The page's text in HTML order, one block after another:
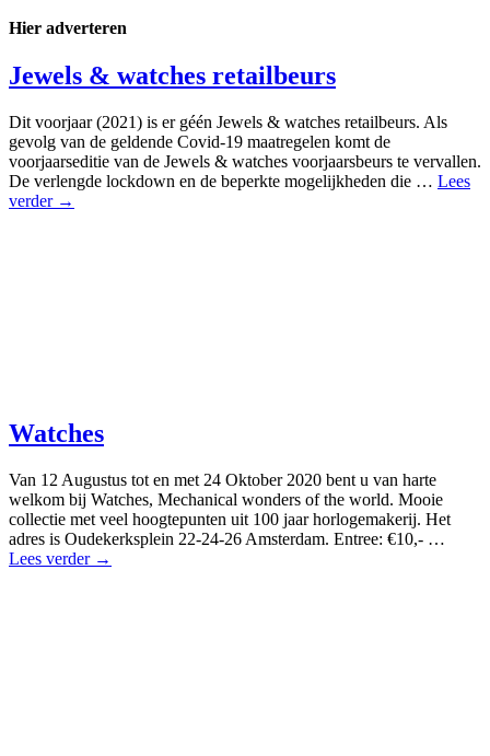
Hier adverteren
Jewels & watches retailbeurs
Dit voorjaar (2021) is er géén Jewels & watches retailbeurs. Als
gevolg van de geldende Covid-19 maatregelen komt de
voorjaarseditie van de Jewels & watches voorjaarsbeurs te vervallen.
De verlengde lockdown en de beperkte mogelijkheden die … Lees
verder →
Watches
Van 12 Augustus tot en met 24 Oktober 2020 bent u van harte
welkom bij Watches, Mechanical wonders of the world. Mooie
collectie met veel hoogtepunten uit 100 jaar horlogemakerij. Het
adres is Oudekerksplein 22-24-26 Amsterdam. Entree: €10,- …
Lees verder →